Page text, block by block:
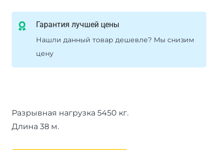
Гарантия лучшей цены
Нашли данный товар дешевле? Мы снизим
цену
Разрывная нагрузка 5450 кг.
Длина 38 м.